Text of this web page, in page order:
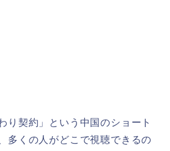
り契約」という中国のショート
多くの人がどこで視聴できるの